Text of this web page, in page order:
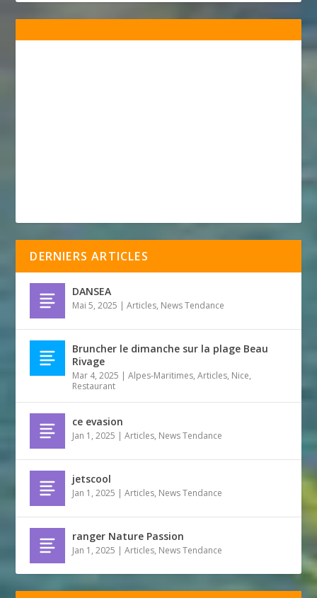
DERNIERS ARTICLES
DANSEA
Mai 5, 2025 |Articles, News Tendance
Bruncher le dimanche sur la plage Beau
Rivage
Mar 4, 2025 |Alpes-Maritimes,Articles, Nice,
Restaurant
ce evasion
Jan 1, 2025 |Articles, News Tendance
jetscool
Jan 1, 2025 |Articles, News Tendance
ranger Nature Passion
Jan 1, 2025 |Articles, News Tendance